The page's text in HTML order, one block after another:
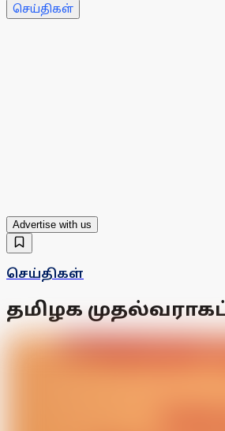
செய்திகள்
Advertise with us
செய்திகள்
தமிழக